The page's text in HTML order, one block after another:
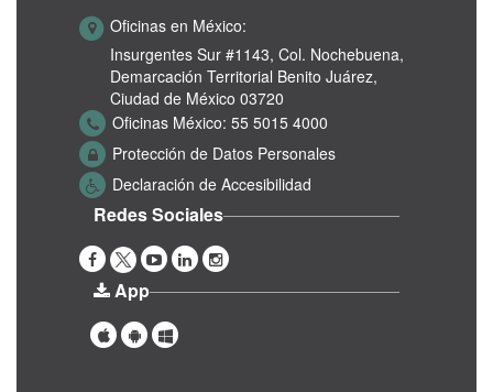
Oficinas en México:
Insurgentes Sur #1143, Col. Nochebuena,
Demarcación Territorial Benito Juárez,
Ciudad de México 03720
Oficinas México: 55 5015 4000
Protección de Datos Personales
Declaración de Accesibilidad
Redes Sociales
App